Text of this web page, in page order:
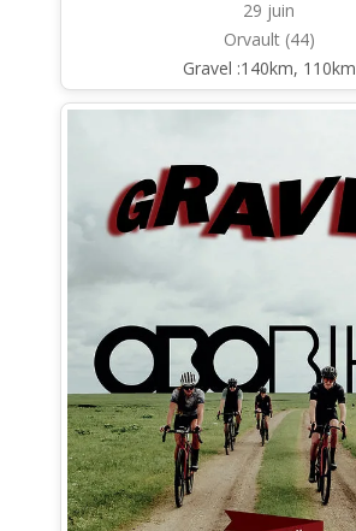
29 juin
Orvault (44)
Gravel :140km, 110km